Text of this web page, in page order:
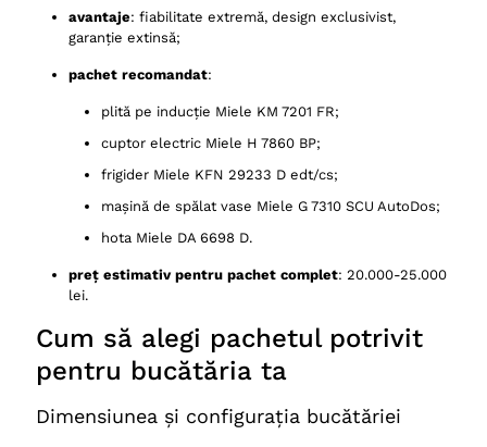
avantaje: fiabilitate extremă, design exclusivist,
garanție extinsă;
pachet recomandat:
plită pe inducție Miele KM 7201 FR;
cuptor electric Miele H 7860 BP;
frigider Miele KFN 29233 D edt/cs;
mașină de spălat vase Miele G 7310 SCU AutoDos;
hota Miele DA 6698 D.
preț estimativ pentru pachet complet: 20.000-25.000
lei.
Cum să alegi pachetul potrivit
pentru bucătăria ta
Dimensiunea și configurația bucătăriei